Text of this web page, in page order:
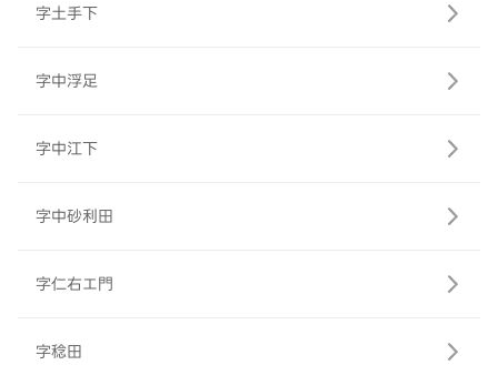
字土手下
字中浮足
字中江下
字中砂利田
字仁右エ門
字稔田